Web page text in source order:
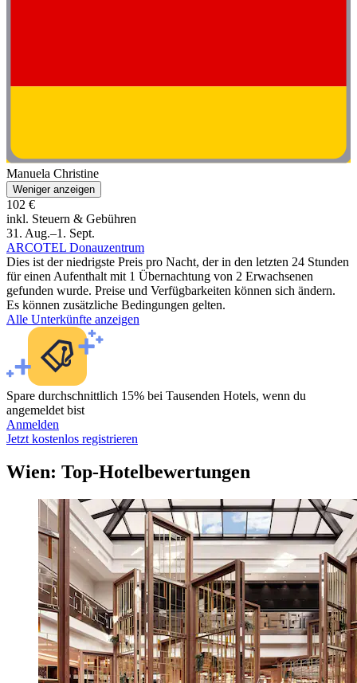
Manuela Christine
Weniger anzeigen
102 €
inkl. Steuern & Gebühren
31. Aug.–1. Sept.
ARCOTEL Donauzentrum
Dies ist der niedrigste Preis pro Nacht, der in den letzten 24 Stunden
für einen Aufenthalt mit 1 Übernachtung von 2 Erwachsenen
gefunden wurde. Preise und Verfügbarkeiten können sich ändern.
Es können zusätzliche Bedingungen gelten.
Alle Unterkünfte anzeigen
Spare durchschnittlich 15% bei Tausenden Hotels, wenn du
angemeldet bist
Anmelden
Jetzt kostenlos registrieren
Wien: Top-Hotelbewertungen